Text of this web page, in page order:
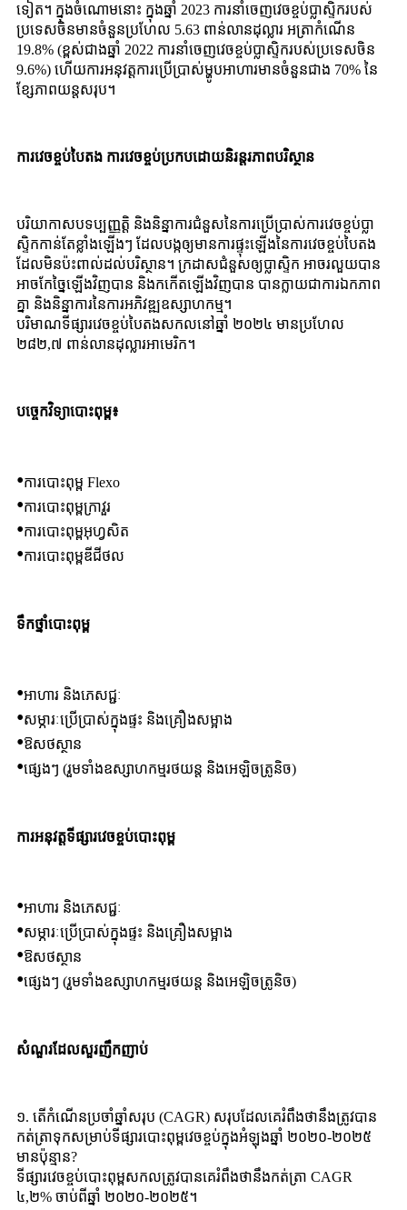
ទៀត។ ក្នុងចំណោមនោះ ក្នុងឆ្នាំ 2023 ការនាំចេញវេចខ្ចប់ប្លាស្ទិករបស់
ប្រទេសចិនមានចំនួនប្រហែល 5.63 ពាន់លានដុល្លារ អត្រាកំណើន
19.8% (ខ្ពស់ជាងឆ្នាំ 2022 ការនាំចេញវេចខ្ចប់ប្លាស្ទិករបស់ប្រទេសចិន
9.6%) ហើយការអនុវត្តការប្រើប្រាស់ម្ហូបអាហារមានចំនួនជាង 70% នៃ
ខ្សែភាពយន្តសរុប។
ការវេចខ្ចប់បៃតង ការវេចខ្ចប់ប្រកបដោយនិរន្តរភាពបរិស្ថាន
បរិយាកាស​បទប្បញ្ញត្តិ និង​និន្នាការ​ជំនួស​នៃ​ការប្រើប្រាស់​ការវេចខ្ចប់​ប្លា
ស្ទិក​កាន់តែ​ខ្លាំង​ឡើងៗ ដែល​បង្ក​ឲ្យ​មាន​ការផ្ទុះឡើង​នៃ​ការវេចខ្ចប់​បៃតង​
ដែល​មិន​ប៉ះពាល់​ដល់​បរិស្ថាន។ ក្រដាស​ជំនួស​ឲ្យ​ប្លាស្ទិក អាច​រលួយ​បាន
អាច​កែច្នៃ​ឡើងវិញ​បាន និង​កកើតឡើងវិញ​បាន បាន​ក្លាយជា​ការឯកភាព​
គ្នា និង​និន្នាការ​នៃ​ការអភិវឌ្ឍ​ឧស្សាហកម្ម។
បរិមាណទីផ្សារវេចខ្ចប់បៃតងសកលនៅឆ្នាំ ២០២៤ មានប្រហែល
២៨២,៧ ពាន់លានដុល្លារអាមេរិក។
បច្ចេកវិទ្យាបោះពុម្ព៖
•ការបោះពុម្ព Flexo
•ការបោះពុម្ពក្រាវួរ
•ការបោះពុម្ពអុហ្វសិត
•ការបោះពុម្ពឌីជីថល
ទឹកថ្នាំបោះពុម្ព
•អាហារ និងភេសជ្ជៈ
•សម្ភារៈប្រើប្រាស់ក្នុងផ្ទះ និងគ្រឿងសម្អាង
•ឱសថស្ថាន
•ផ្សេងៗ (រួមទាំងឧស្សាហកម្មរថយន្ត និងអេឡិចត្រូនិច)
ការអនុវត្តទីផ្សារវេចខ្ចប់បោះពុម្ព
•អាហារ និងភេសជ្ជៈ
•សម្ភារៈប្រើប្រាស់ក្នុងផ្ទះ និងគ្រឿងសម្អាង
•ឱសថស្ថាន
•ផ្សេងៗ (រួមទាំងឧស្សាហកម្មរថយន្ត និងអេឡិចត្រូនិច)
សំណួរដែលសួរញឹកញាប់
១. តើ​កំណើន​ប្រចាំឆ្នាំ​សរុប (CAGR) សរុប​ដែល​គេ​រំពឹង​ថា​នឹង​ត្រូវ​បាន​
កត់ត្រា​ទុក​សម្រាប់​ទីផ្សារ​បោះពុម្ព​វេច​ខ្ចប់​ក្នុង​អំឡុង​ឆ្នាំ ២០២០-២០២៥
មាន​ប៉ុន្មាន?
ទីផ្សារវេចខ្ចប់បោះពុម្ពសកលត្រូវបានគេរំពឹងថានឹងកត់ត្រា CAGR
៤,២% ចាប់ពីឆ្នាំ ២០២០-២០២៥។